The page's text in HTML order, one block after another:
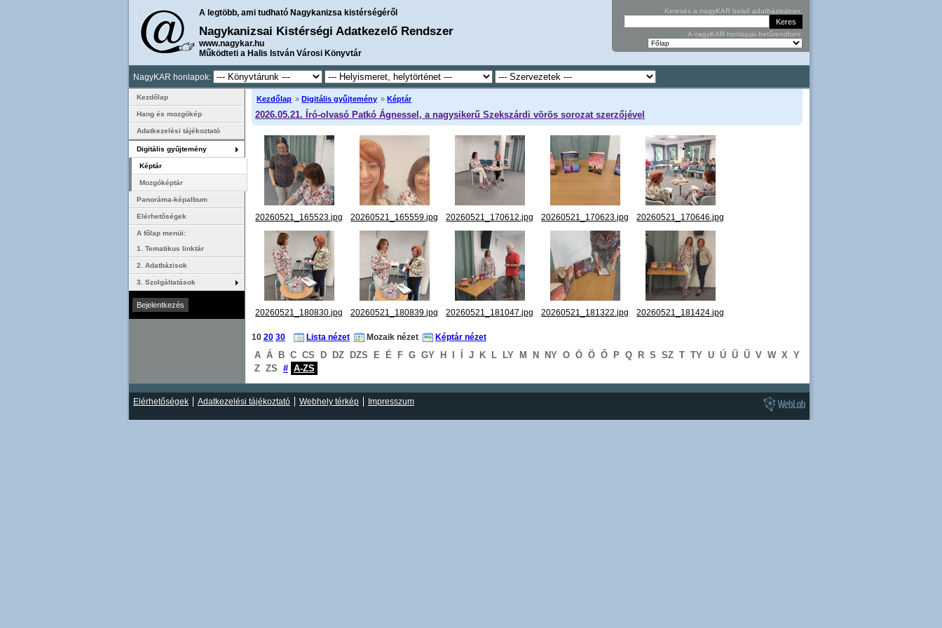
A legtöbb, ami tudható Nagykanizsa kistérségéről
Nagykanizsai Kistérségi Adatkezelő Rendszer
www.nagykar.hu
Működteti a Halis István Városi Könyvtár
Keresés a nagyKAR belső adatbázisában:
A nagyKAR honlapjai betűrendben:
NagyKAR honlapok:
Kezdőlap » Digitális gyűjtemény » Képtár
2026.05.21. Író-olvasó Patkó Ágnessel, a nagysikerű Szekszárdi vörös sorozat szerzőjével
20260521_165523.jpg 20260521_165559.jpg 20260521_170612.jpg 20260521_170623.jpg 20260521_170646.jpg
20260521_180830.jpg 20260521_180839.jpg 20260521_181047.jpg 20260521_181322.jpg 20260521_181424.jpg
10 20 30 Lista nézet Mozaik nézet Képtár nézet
A Á B C CS D DZ DZS E É F G GY H I Í J K L LY M N NY O Ó Ö Ő P Q R S SZ T TY U Ú Ü Ű V W X Y
Z ZS # A-ZS
Kezdőlap
Hang és mozgókép
Adatkezelési tájékoztató
Digitális gyűjtemény
Képtár
Mozgóképtár
Panoráma-képalbum
Elérhetőségek
A főlap menüi:
1. Tematikus linktár
2. Adatbázisok
3. Szolgáltatások
Elérhetőségek Adatkezelési tájékoztató Webhely térkép Impresszum